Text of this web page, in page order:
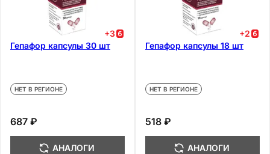
+3
Гепафор капсулы 30 шт
НЕТ В РЕГИОНЕ
687 ₽
АНАЛОГИ
+2
Гепафор капсулы 18 шт
НЕТ В РЕГИОНЕ
518 ₽
АНАЛОГИ